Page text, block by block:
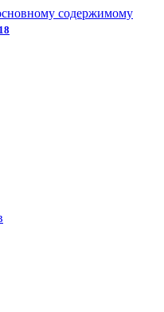
содержимому